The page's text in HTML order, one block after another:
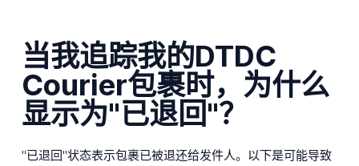
当我追踪我的DTDC
Courier包裹时，为什么
显示为"已退回"？
"已退回"状态表示包裹已被退还给发件人。以下是可能导致